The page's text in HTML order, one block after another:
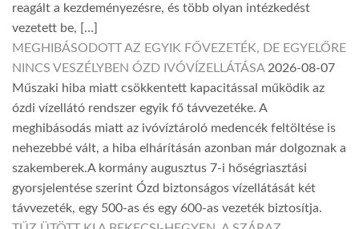
reagált a kezdeményezésre, és több olyan intézkedést
vezetett be, […]
MEGHIBÁSODOTT AZ EGYIK FŐVEZETÉK, DE EGYELŐRE
NINCS VESZÉLYBEN ÓZD IVÓVÍZELLÁTÁSA 2026-08-07
Műszaki hiba miatt csökkentett kapacitással működik az
ózdi vízellátó rendszer egyik fő távvezetéke. A
meghibásodás miatt az ivóvíztároló medencék feltöltése is
nehezebbé vált, a hiba elhárításán azonban már dolgoznak a
szakemberek.A kormány augusztus 7-i hőségriasztási
gyorsjelentése szerint Ózd biztonságos vízellátását két
távvezeték, egy 500-as és egy 600-as vezeték biztosítja.